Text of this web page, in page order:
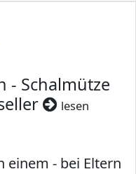
- Schalmütze
lesen
einem - bei Eltern